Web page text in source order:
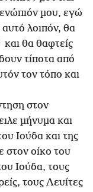
μου, εγώ
αυτό λοιπόν, θα
και θα θαφτείς
τίποτα από
τον τόπο και
στον
μήνυμα και
Ιούδα και της
στον οίκο του
Ιούδα, τους
τους Λευίτες